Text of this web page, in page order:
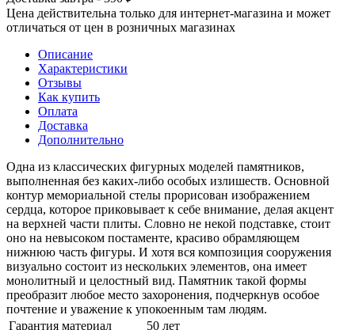
Цена действительна только для интернет-магазина и может
отличаться от цен в розничных магазинах
Описание
Характеристики
Отзывы
Как купить
Оплата
Доставка
Дополнительно
Одна из классических фигурных моделей памятников,
выполненная без каких-либо особых излишеств. Основной
контур мемориальной стелы прорисован изображением
сердца, которое приковывает к себе внимание, делая акцент
на верхней части плиты. Словно не некой подставке, стоит
оно на невысоком постаменте, красиво обрамляющем
нижнюю часть фигуры. И хотя вся композиция сооружения
визуально состоит из нескольких элементов, она имеет
монолитный и целостный вид. Памятник такой формы
преобразит любое место захоронения, подчеркнув особое
почтение и уважение к упокоенным там людям.
Гарантия материал
50 лет